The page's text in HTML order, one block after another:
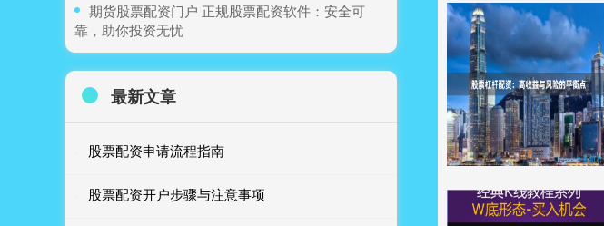
​期货股票配资门户 正规股票配资软件：安全可
靠，助你投资无忧
最新文章
股票配资申请流程指南
股票配资开户步骤与注意事项